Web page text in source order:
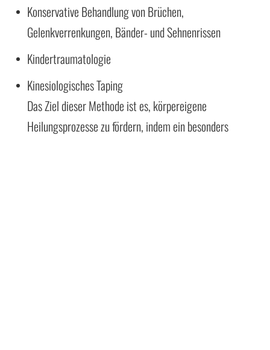
Konservative Behandlung von Brüchen,
Gelenkverrenkungen, Bänder- und Sehnenrissen
Kindertraumatologie
Kinesiologisches Taping
Das Ziel dieser Methode ist es, körpereigene
Heilungsprozesse zu fördern, indem ein besonders